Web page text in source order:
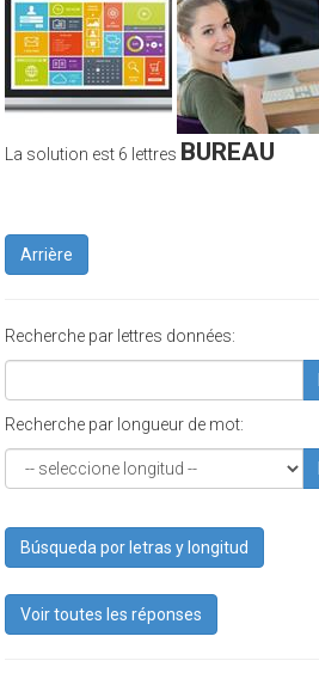
La solution est 6 lettres BUREAU
Arrière
Recherche par lettres données:
Recherche par longueur de mot:
Búsqueda por letras y longitud
Voir toutes les réponses